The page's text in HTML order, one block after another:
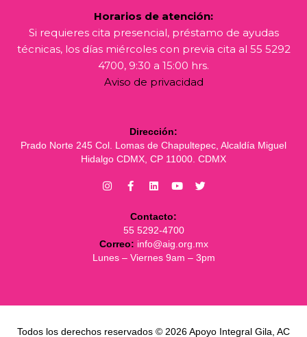
Horarios de atención:
Si requieres cita presencial, préstamo de ayudas
técnicas, los días miércoles con previa cita al 55 5292
4700, 9:30 a 15:00 hrs.
Aviso de privacidad
Dirección:
Prado Norte 245 Col. Lomas de Chapultepec, Alcaldía Miguel
Hidalgo CDMX, CP 11000. CDMX
Contacto:
55 5292-4700
Correo: info@aig.org.mx
Lunes – Viernes 9am – 3pm
Todos los derechos reservados © 2026 Apoyo Integral Gila, AC